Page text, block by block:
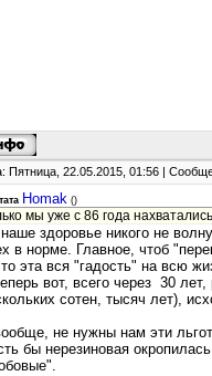
Пятница, 22.05.2015, 01:56 |
Homak ()
мы уже с 86 года
здоровье никого не
в норме. Главное, чтоб
эта вся "гадость" на всю
вот, всего через 30
сотен, тысяч лет),
не нужны нам эти
бы нерезиновая